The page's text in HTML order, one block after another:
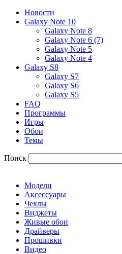
Новости
Galaxy Note 10
Galaxy Note 8
Galaxy Note 6 (7)
Galaxy Note 5
Galaxy Note 4
Galaxy S8
Galaxy S7
Galaxy S6
Galaxy S5
FAQ
Программы
Игры
Обои
Темы
Поиск
Модели
Аксессуары
Чехлы
Виджеты
Живые обои
Драйверы
Прошивки
Видео